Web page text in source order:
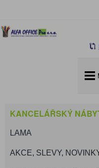
KANCELÁŘSKÝ
LAMA
AKCE, SLEVY,